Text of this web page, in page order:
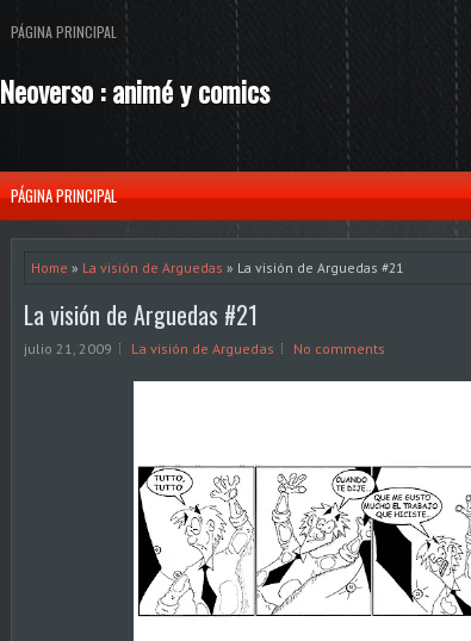
PÁGINA PRINCIPAL
Neoverso : animé y comics
PÁGINA PRINCIPAL
Home » La visión de Arguedas » La visión de Arguedas #21
La visión de Arguedas #21
julio 21, 2009 La visión de Arguedas No comments